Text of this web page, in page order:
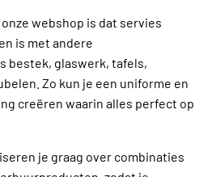
webshop is dat servies
is met andere
bestek, glaswerk, tafels,
Zo kun je een uniforme en
creëren waarin alles perfect op
je graag over combinaties